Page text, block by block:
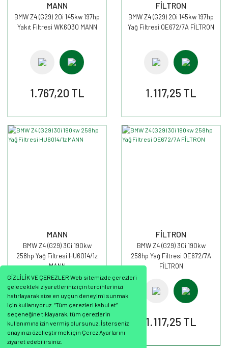
GİZLİLİK VE ÇEREZLER Web sitemizde çerezleri
gelecekteki ziyaretleriniz için tercihlerinizi
hatırlayarak size en uygun deneyimi sunmak
için kullanıyoruz. “Tüm çerezleri kabul et”
seçeneğine tıklayarak, tüm çerezlerin
kullanımına izin vermiş olursunuz. İsterseniz
onayınızı özelleştirmek için Çerez Ayarlarını
ziyaret edebilirsiniz.
MANN
BMW Z4 (G29) 20i 145kw 197hp
Yakıt Filtresi WK6030 MANN
1.767,20 TL
FİLTRON
BMW Z4 (G29) 20i 145kw 197hp
Yağ Filtresi OE672/7A FİLTRON
1.117,25 TL
MANN
BMW Z4 (G29) 30i 190kw
258hp Yağ Filtresi HU6014/1z
MANN
886,87 TL
FİLTRON
BMW Z4 (G29) 30i 190kw
258hp Yağ Filtresi OE672/7A
FİLTRON
1.117,25 TL